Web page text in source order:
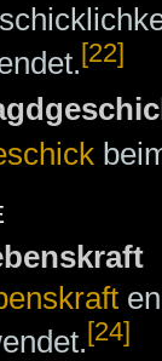
[22]
[24]